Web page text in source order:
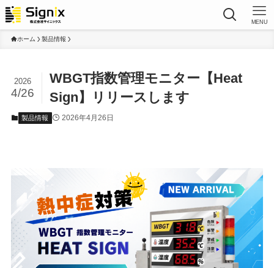
MENU
ホーム 製品情報
WBGT指数管理モニター【Heat
Sign】リリースします
2026
4/26
製品情報 2026年4月26日